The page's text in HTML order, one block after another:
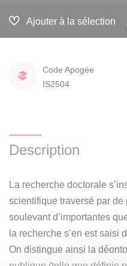
Ajouter à la sélection
Code Apogée
IS2504
Description
La recherche doctorale
scientifique traversé par de
soulevant d’importantes
la recherche s’en est saisi
On distingue ainsi la